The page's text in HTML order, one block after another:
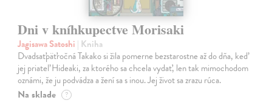
Dni v kníhkupectve Morisaki
Jagisawa Satoshi | Kniha
Dvadsaťpäťročná Takako si žila pomerne bezstarostne až do dňa, keď
jej priateľ Hideaki, za ktorého sa chcela vydať, len tak mimochodom
oznámi, že ju podvádza a žení sa s inou. Jej život sa zrazu rúca.
Na sklade ?